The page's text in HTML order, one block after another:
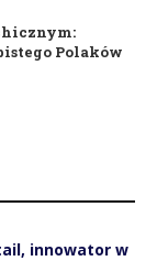
Polaków
innowator w